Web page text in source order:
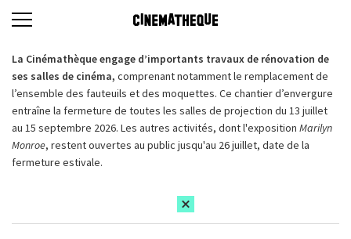
La Cinémathèque engage d’importants travaux de rénovation de
ses salles de cinéma, comprenant notamment le remplacement de
l’ensemble des fauteuils et des moquettes. Ce chantier d’envergure
entraîne la fermeture de toutes les salles de projection du 13 juillet
au 15 septembre 2026. Les autres activités, dont l'exposition Marilyn
Monroe, restent ouvertes au public jusqu'au 26 juillet, date de la
fermeture estivale.